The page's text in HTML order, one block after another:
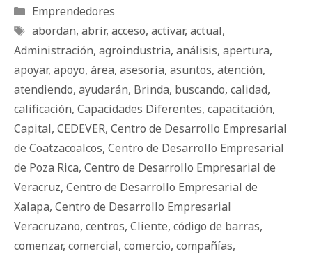
Categorías
Emprendedores
Etiquetas
abordan, abrir, acceso, activar, actual,
Administración, agroindustria, análisis, apertura,
apoyar, apoyo, área, asesoría, asuntos, atención,
atendiendo, ayudarán, Brinda, buscando, calidad,
calificación, Capacidades Diferentes, capacitación,
Capital, CEDEVER, Centro de Desarrollo Empresarial
de Coatzacoalcos, Centro de Desarrollo Empresarial
de Poza Rica, Centro de Desarrollo Empresarial de
Veracruz, Centro de Desarrollo Empresarial de
Xalapa, Centro de Desarrollo Empresarial
Veracruzano, centros, Cliente, código de barras,
comenzar, comercial, comercio, compañías,